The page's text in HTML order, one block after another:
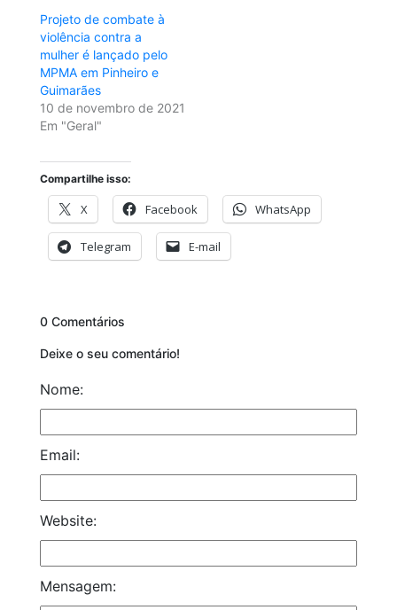
Projeto de combate à
violência contra a
mulher é lançado pelo
MPMA em Pinheiro e
Guimarães
10 de novembro de 2021
Em "Geral"
Compartilhe isso:
X Facebook WhatsApp
Telegram E-mail
0 Comentários
Deixe o seu comentário!
Nome:
Email:
Website:
Mensagem: